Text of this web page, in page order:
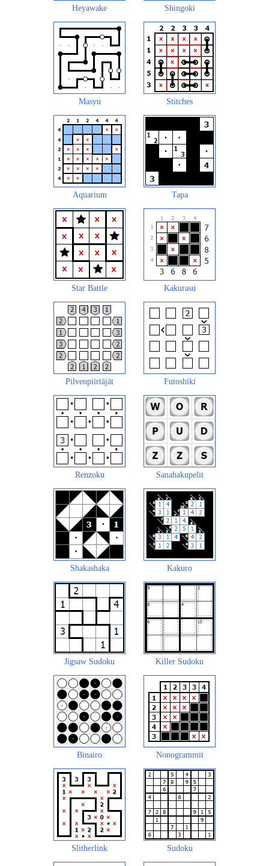
Heyawake Shingoki
Masyu Stitches
Aquarium Tapa
Star Battle Kakurasu
Pilvenpiirtäjät Futoshiki
Renzoku Sanahakupelit
Shakashaka Kakuro
Jigsaw Sudoku Killer Sudoku
Binairo Nonogrammit
Slitherlink Sudoku